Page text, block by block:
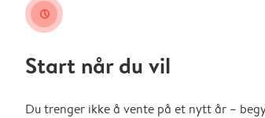
clock
Start når du vil
Du trenger ikke å vente på et nytt år –